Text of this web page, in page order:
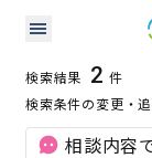
京都府の知
検索結果 2 件
検索条件の変更・
相談内容